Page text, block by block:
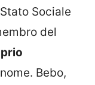
Sociale
del
Bebo,